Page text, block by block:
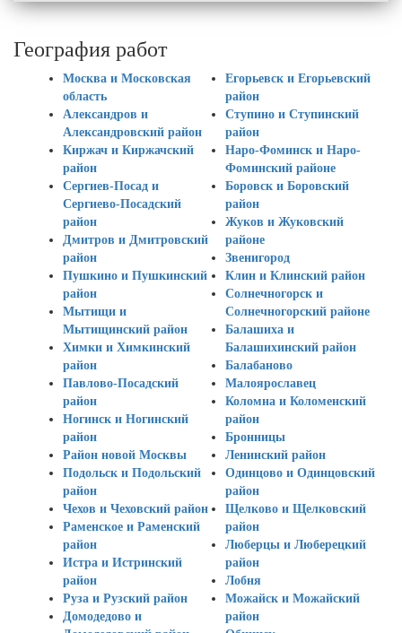
География работ
Москва и Московская
область
Александров и
Александровский район
Киржач и Киржачский
район
Сергиев-Посад и
Сергиево-Посадский
район
Дмитров и Дмитровский
район
Пушкино и Пушкинский
район
Мытищи и
Мытищинский район
Химки и Химкинский
район
Павлово-Посадский
район
Ногинск и Ногинский
район
Район новой Москвы
Подольск и Подольский
район
Чехов и Чеховский район
Раменское и Раменский
район
Истра и Истринский
район
Руза и Рузский район
Домодедово и
Егорьевск и Егорьевский
район
Ступино и Ступинский
район
Наро-Фоминск и Наро-
Фоминский районе
Боровск и Боровский
район
Жуков и Жуковский
районе
Звенигород
Клин и Клинский район
Солнечногорск и
Солнечногорский районе
Балашиха и
Балашихинский район
Балабаново
Малоярославец
Коломна и Коломенский
район
Бронницы
Ленинский район
Одинцово и Одинцовский
район
Щелково и Щелковский
район
Люберцы и Люберецкий
район
Лобня
Можайск и Можайский
район